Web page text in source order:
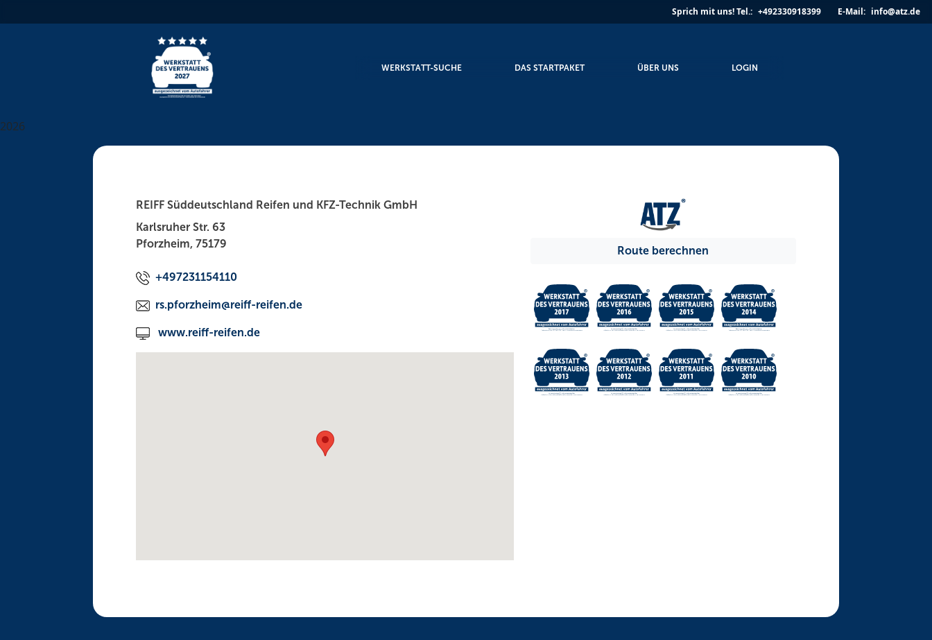
to
Sprich mit uns!Tel.: +492330918399 E-Mail: info@atz.de
WERKSTATT-SUCHE DAS STARTPAKET ÜBER UNS LOGIN
2026
REIFF Süddeutschland Reifen und KFZ-Technik GmbH
Karlsruher Str. 63
Pforzheim, 75179
+497231154110
rs.pforzheim@reiff-reifen.de
www.reiff-reifen.de
Route berechnen